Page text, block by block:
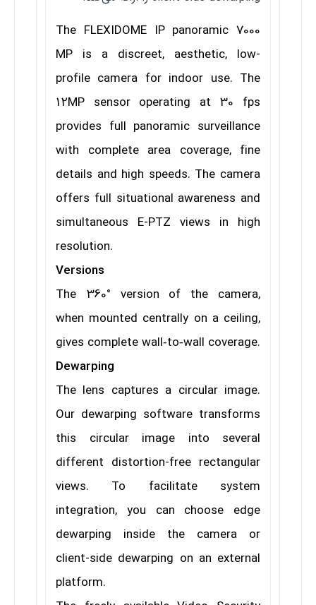
The FLEXIDOME IP panoramic 7000
MP is a discreet, aesthetic, low-
profile camera for indoor use. The
12MP sensor operating at 30 fps
provides full panoramic surveillance
with complete area coverage, fine
details and high speeds. The camera
offers full situational awareness and
simultaneous E-PTZ views in high
resolution.
Versions
The 360° version of the camera,
when mounted centrally on a ceiling,
gives complete wall‑to‑wall coverage.
Dewarping
The lens captures a circular image.
Our dewarping software transforms
this circular image into several
different distortion-free rectangular
views. To facilitate system
integration, you can choose edge
dewarping inside the camera or
client-side dewarping on an external
platform.